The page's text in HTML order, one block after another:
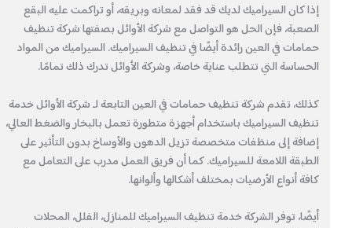
إذا كان السيراميك لديك قد فقد لمعانه وبريقه، أو تراكمت عليه البقع
الصعبة، فإن الحل هو التواصل مع شركة الأوائل بصفتها شركة تنظيف
حمامات في العين رائدة أيضًا في تنظيف السيراميك. السيراميك من المواد
الحساسة التي تتطلب عناية خاصة، وشركة الأوائل تدرك ذلك تمامًا.
كذلك، تقدم شركة تنظيف حمامات في العين التابعة لـ شركة الأوائل خدمة
تنظيف السيراميك باستخدام أجهزة متطورة تعمل بالبخار والضغط العالي،
إضافة إلى منظفات متخصصة تزيل الدهون والأوساخ بدون التأثير على
الطبقة اللامعة للسيراميك. كما أن فريق العمل مدرب على التعامل مع
كافة أنواع الأرضيات بمختلف أشكالها وألوانها.
أيضًا، توفر الشركة خدمة تنظيف السيراميك للمنازل، الفلل، المحلات